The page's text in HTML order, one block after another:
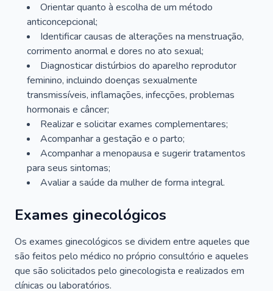
Orientar quanto à escolha de um método
anticoncepcional;
Identificar causas de alterações na menstruação,
corrimento anormal e dores no ato sexual;
Diagnosticar distúrbios do aparelho reprodutor
feminino, incluindo doenças sexualmente
transmissíveis, inflamações, infecções, problemas
hormonais e câncer;
Realizar e solicitar exames complementares;
Acompanhar a gestação e o parto;
Acompanhar a menopausa e sugerir tratamentos
para seus sintomas;
Avaliar a saúde da mulher de forma integral.
Exames ginecológicos
Os exames ginecológicos se dividem entre aqueles que
são feitos pelo médico no próprio consultório e aqueles
que são solicitados pelo ginecologista e realizados em
clínicas ou laboratórios.